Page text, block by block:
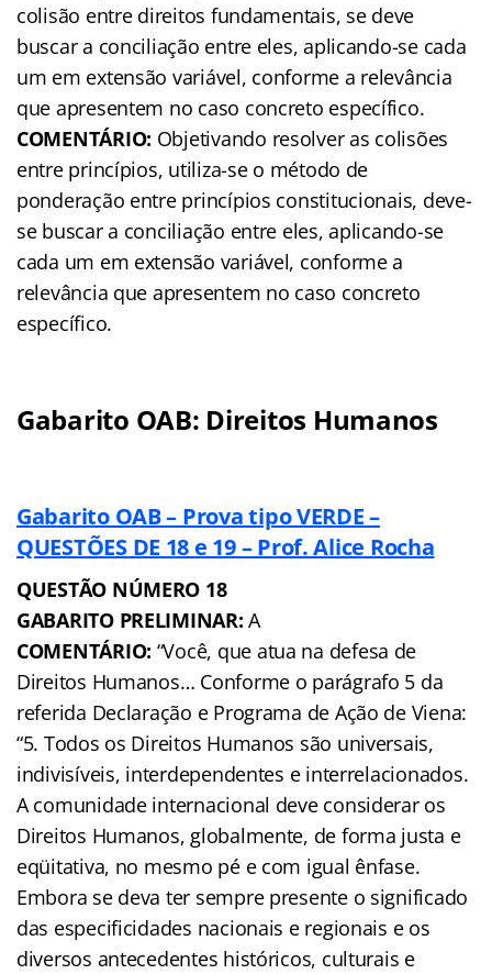
colisão entre direitos fundamentais, se deve
buscar a conciliação entre eles, aplicando-se cada
um em extensão variável, conforme a relevância
que apresentem no caso concreto específico.
COMENTÁRIO: Objetivando resolver as colisões
entre princípios, utiliza-se o método de
ponderação entre princípios constitucionais, deve-
se buscar a conciliação entre eles, aplicando-se
cada um em extensão variável, conforme a
relevância que apresentem no caso concreto
específico.
Gabarito OAB: Direitos Humanos
Gabarito OAB – Prova tipo VERDE –
QUESTÕES DE 18 e 19 – Prof. Alice Rocha
QUESTÃO NÚMERO 18
GABARITO PRELIMINAR:A
COMENTÁRIO: “Você, que atua na defesa de
Direitos Humanos… Conforme o parágrafo 5 da
referida Declaração e Programa de Ação de Viena:
“5. Todos os Direitos Humanos são universais,
indivisíveis, interdependentes e interrelacionados.
A comunidade internacional deve considerar os
Direitos Humanos, globalmente, de forma justa e
eqüitativa, no mesmo pé e com igual ênfase.
Embora se deva ter sempre presente o significado
das especificidades nacionais e regionais e os
diversos antecedentes históricos, culturais e